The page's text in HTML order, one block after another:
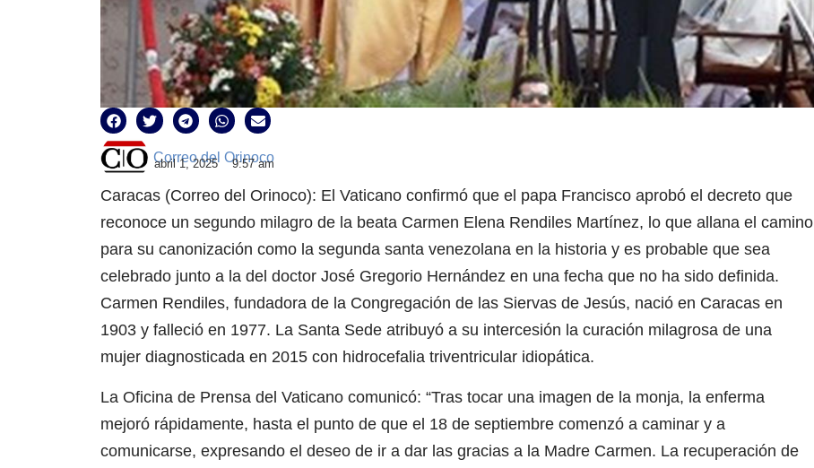
Correo del Orinoco
abril 1, 2025 9:57 am
Caracas (Correo del Orinoco): El Vaticano confirmó que el papa Francisco aprobó el decreto que
reconoce un segundo milagro de la beata Carmen Elena Rendiles Martínez, lo que allana el camino
para su canonización como la segunda santa venezolana en la historia y es probable que sea
celebrado junto a la del doctor José Gregorio Hernández en una fecha que no ha sido definida.
Carmen Rendiles, fundadora de la Congregación de las Siervas de Jesús, nació en Caracas en
1903 y falleció en 1977. La Santa Sede atribuyó a su intercesión la curación milagrosa de una
mujer diagnosticada en 2015 con hidrocefalia triventricular idiopática.
La Oficina de Prensa del Vaticano comunicó: “Tras tocar una imagen de la monja, la enferma
mejoró rápidamente, hasta el punto de que el 18 de septiembre comenzó a caminar y a
comunicarse, expresando el deseo de ir a dar las gracias a la Madre Carmen. La recuperación de